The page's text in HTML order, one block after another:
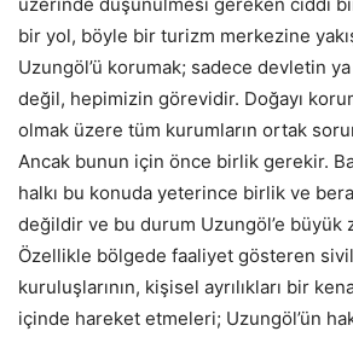
üzerinde düşünülmesi gereken ciddi
bir yol, böyle bir turizm merkezine
Uzungöl’ü korumak; sadece devletin
değil, hepimizin görevidir. Doğayı
olmak üzere tüm kurumların ortak
Ancak bunun için önce birlik gerekir.
halkı bu konuda yeterince birlik ve
değildir ve bu durum Uzungöl’e büyük
Özellikle bölgede faaliyet gösteren
kuruluşlarının, kişisel ayrılıkları bir
içinde hareket etmeleri; Uzungöl’ün